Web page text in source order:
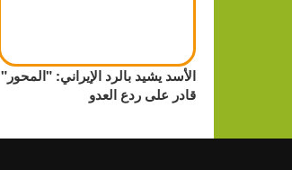
الأسد يشيد بالرد الإيراني: "المحور"
قادر على ردع العدو